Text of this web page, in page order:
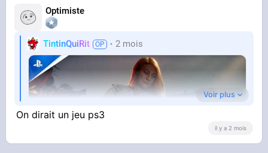
Optimiste
TintinQuiRit 2 mois
Voir plus
On dirait un jeu ps3
il y a 2 mois